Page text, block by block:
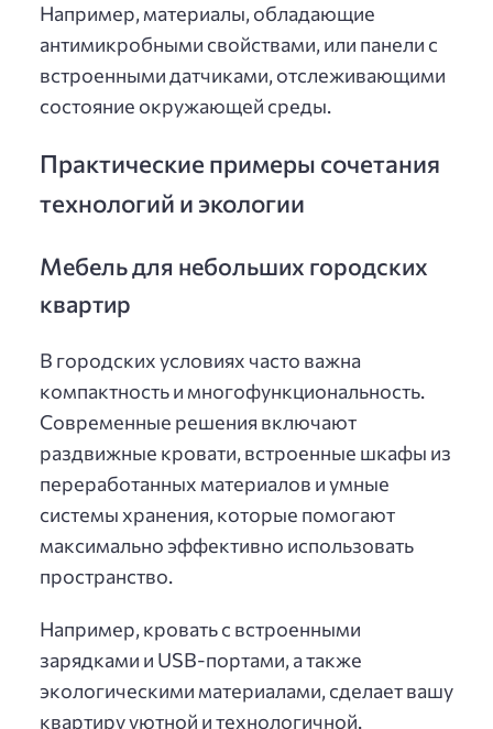
Например, материалы, обладающие
антимикробными свойствами, или панели с
встроенными датчиками, отслеживающими
состояние окружающей среды.
Практические примеры сочетания
технологий и экологии
Мебель для небольших городских
квартир
В городских условиях часто важна
компактность и многофункциональность.
Современные решения включают
раздвижные кровати, встроенные шкафы из
переработанных материалов и умные
системы хранения, которые помогают
максимально эффективно использовать
пространство.
Например, кровать с встроенными
зарядками и USB-портами, а также
экологическими материалами, сделает вашу
квартиру уютной и технологичной.